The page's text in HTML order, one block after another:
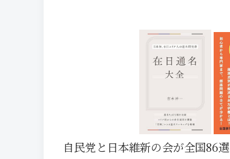
自民党と日本維新の会が全国86